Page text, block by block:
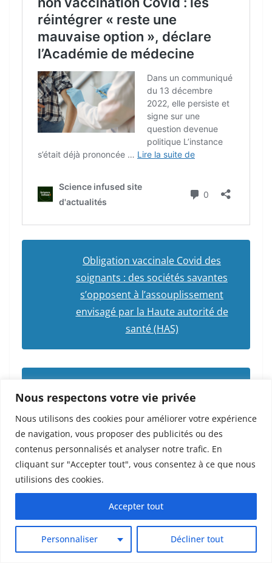
Nous respectons votre vie privée
Nous utilisons des cookies pour améliorer votre expérience
de navigation, vous proposer des publicités ou des
contenus personnalisés et analyser notre trafic. En
cliquant sur "Accepter tout", vous consentez à ce que nous
utilisions des cookies.
Personnaliser Décliner tout
Accepter tout
Obligation vaccinale Covid des
soignants : des sociétés savantes
s’opposent à l’assouplissement
envisagé par la Haute autorité de
santé (HAS)
soignants non vaccinés
Pandémie de Covid-19 :
l’Organisation Mondiale de la
internationale